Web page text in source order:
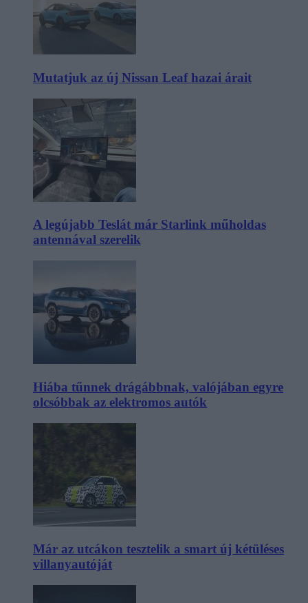
Mutatjuk az új Nissan Leaf hazai árait
A legújabb Teslát már Starlink műholdas
antennával szerelik
Hiába tűnnek drágábbnak, valójában egyre
olcsóbbak az elektromos autók
Már az utcákon tesztelik a smart új kétüléses
villanyautóját